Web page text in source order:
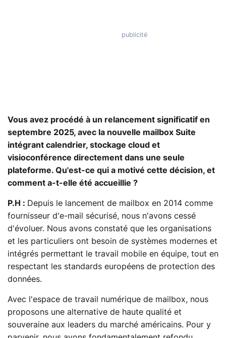
Vous avez procédé à un relancement significatif en
septembre 2025, avec la nouvelle mailbox Suite
intégrant calendrier, stockage cloud et
visioconférence directement dans une seule
plateforme. Qu'est-ce qui a motivé cette décision, et
comment a-t-elle été accueillie ?
P.H : Depuis le lancement de mailbox en 2014 comme
fournisseur d'e-mail sécurisé, nous n'avons cessé
d'évoluer. Nous avons constaté que les organisations
et les particuliers ont besoin de systèmes modernes et
intégrés permettant le travail mobile en équipe, tout en
respectant les standards européens de protection des
données.
Avec l'espace de travail numérique de mailbox, nous
proposons une alternative de haute qualité et
souveraine aux leaders du marché américains. Pour y